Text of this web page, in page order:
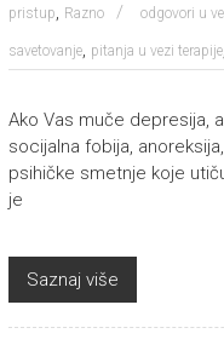
pristup, Razno odgovori u
savetovanje, pitanja u vezi terapije,
Ako Vas muče depresija,
socijalna fobija,
psihičke smetnje koje
je
Saznaj više